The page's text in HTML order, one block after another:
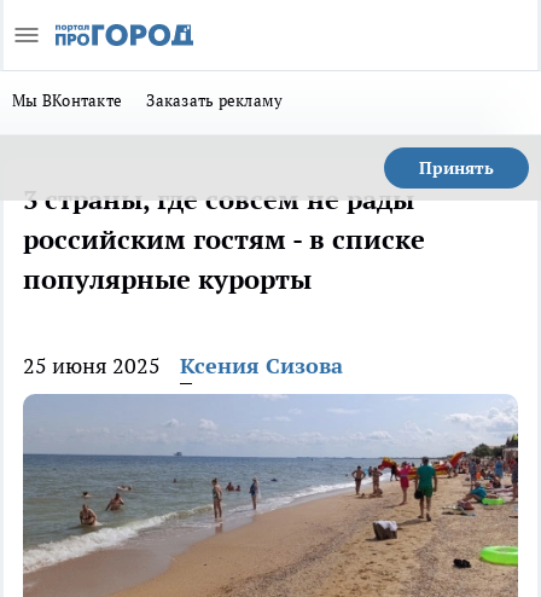
Мы ВКонтакте Заказать рекламу
Принять
3 страны, где совсем не рады
российским гостям - в списке
популярные курорты
25 июня 2025 Ксения Сизова